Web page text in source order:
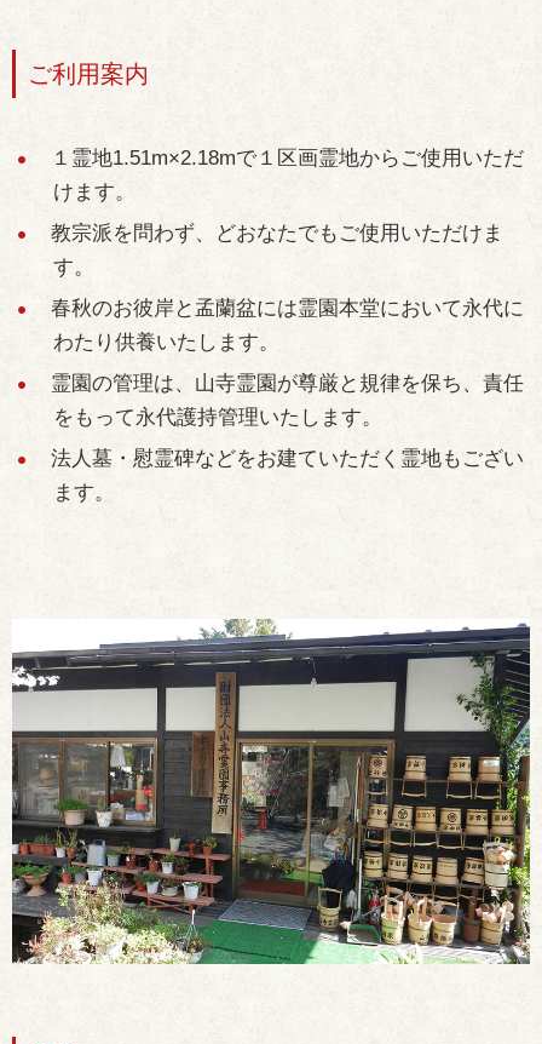
ご利用案内
１霊地1.51m×2.18mで１区画霊地からご使用いただ
けます。
教宗派を問わず、どおなたでもご使用いただけま
す。
春秋のお彼岸と孟蘭盆には霊園本堂において永代に
わたり供養いたします。
霊園の管理は、山寺霊園が尊厳と規律を保ち、責任
をもって永代護持管理いたします。
法人墓・慰霊碑などをお建ていただく霊地もござい
ます。